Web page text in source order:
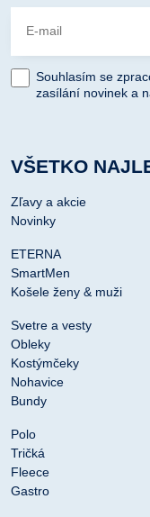
Souhlasím se
zasílání novinek a
VŠETKO
Zľavy a akcie
Novinky
ETERNA
SmartMen
Košele ženy & muži
Svetre a vesty
Obleky
Kostýmčeky
Nohavice
Bundy
Polo
Tričká
Fleece
Gastro